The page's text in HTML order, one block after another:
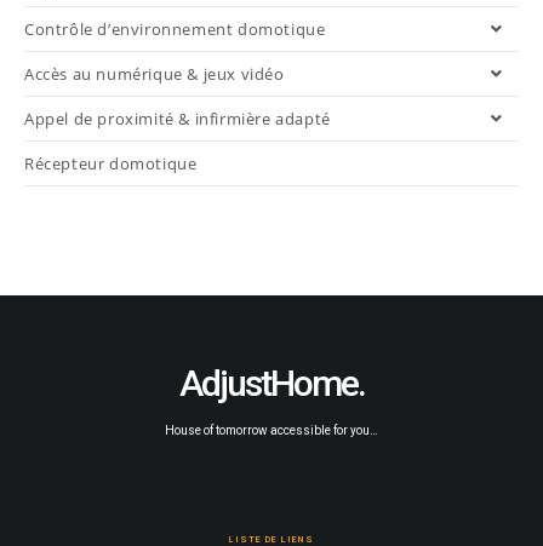
Contrôle d’environnement domotique
Accès au numérique & jeux vidéo
Appel de proximité & infirmière adapté
Récepteur domotique
LISTE DE LIENS
AdjustHome.
House of tomorrow accessible for you…